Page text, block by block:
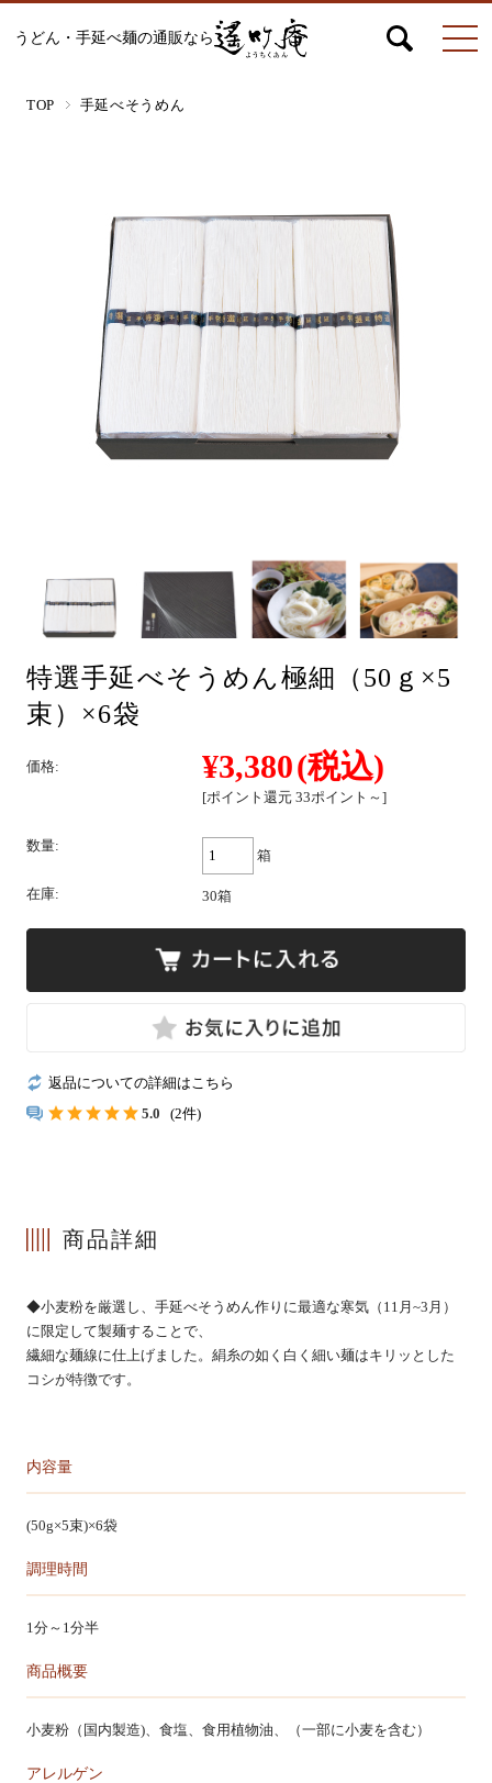
うどん・手延べ麺の通販なら
マイページ
よくあるご質問
会員登録・特典について
会社案内
絹ひめ各種
そうめん
そば
中華
つゆ・おすすめ他
TOP 手延べそうめん
特選手延べそうめん極細（50ｇ×5
束）×6袋
価格: ¥3,380(税込)
[ポイント還元 33ポイント～]
数量:
箱
在庫: 30箱
返品についての詳細はこちら
5.0
(2件)
商品詳細
◆小麦粉を厳選し、手延べそうめん作りに最適な寒気（11月~3月）
に限定して製麺することで、
繊細な麺線に仕上げました。絹糸の如く白く細い麺はキリッとした
コシが特徴です。
内容量
(50g×5束)×6袋
調理時間
1分～1分半
商品概要
小麦粉（国内製造)、食塩、食用植物油、（一部に小麦を含む）
アレルゲン